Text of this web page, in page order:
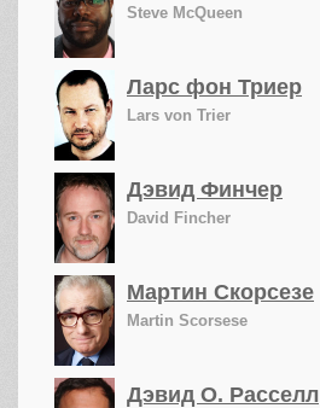
Steve McQueen
Ларс фон Триер
Lars von Trier
Дэвид Финчер
David Fincher
Мартин Скорсезе
Martin Scorsese
Дэвид О. Расселл